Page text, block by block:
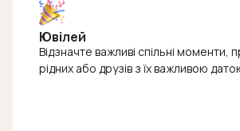
Ювілей
Відзначте важливі спільні моменти,
рідних або друзів з їх важливою